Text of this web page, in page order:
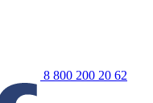
8 800 200 20 62